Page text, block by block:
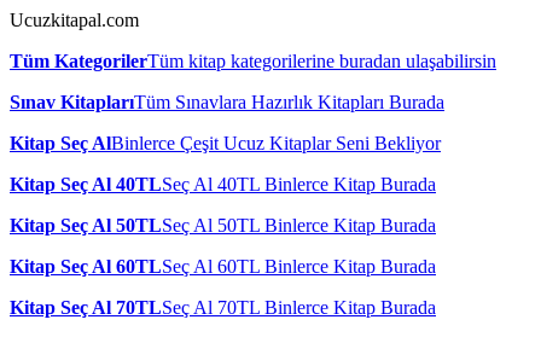
Ucuzkitapal.com
Tüm KategorilerTüm kitap kategorilerine buradan ulaşabilirsin
Sınav KitaplarıTüm Sınavlara Hazırlık Kitapları Burada
Kitap Seç AlBinlerce Çeşit Ucuz Kitaplar Seni Bekliyor
Kitap Seç Al 40TLSeç Al 40TL Binlerce Kitap Burada
Kitap Seç Al 50TLSeç Al 50TL Binlerce Kitap Burada
Kitap Seç Al 60TLSeç Al 60TL Binlerce Kitap Burada
Kitap Seç Al 70TLSeç Al 70TL Binlerce Kitap Burada